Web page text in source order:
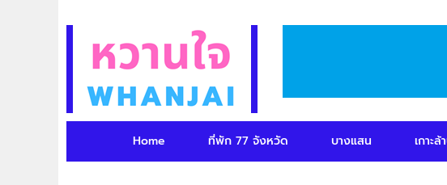
Home ที่พัก 77 จังหวัด บางแสน เกาะล้